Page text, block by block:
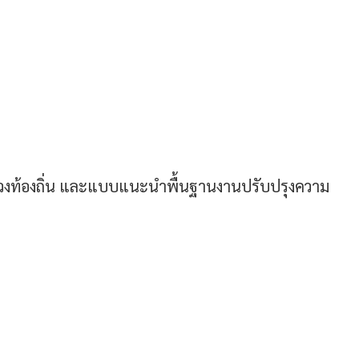
งท้องถิ่น และแบบแนะนำพื้นฐานงานปรับปรุงความ